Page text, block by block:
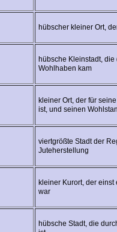
hübscher kleiner Ort,
hübsche Kleinstadt,
Wohlhaben kam
kleiner Ort, der für
ist, und seinen
viertgrößte Stadt der
Juteherstellung
kleiner Kurort, der
war
hübsche Stadt, die